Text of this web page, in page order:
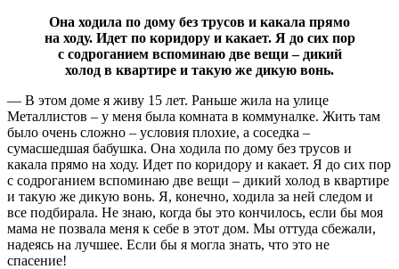
Она ходила по дому без трусов и какала прямо
на ходу. Идет по коридору и какает. Я до сих пор
с содроганием вспоминаю две вещи – дикий
холод в квартире и такую же дикую вонь.
— В этом доме я живу 15 лет. Раньше жила на улице
Металлистов – у меня была комната в коммуналке. Жить там
было очень сложно – условия плохие, а соседка –
сумасшедшая бабушка. Она ходила по дому без трусов и
какала прямо на ходу. Идет по коридору и какает. Я до сих пор
с содроганием вспоминаю две вещи – дикий холод в квартире
и такую же дикую вонь. Я, конечно, ходила за ней следом и
все подбирала. Не знаю, когда бы это кончилось, если бы моя
мама не позвала меня к себе в этот дом. Мы оттуда сбежали,
надеясь на лучшее. Если бы я могла знать, что это не
спасение!